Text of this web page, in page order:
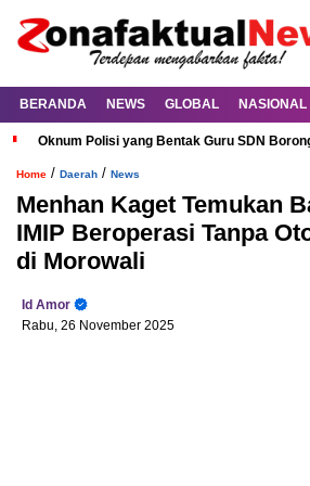
BERANDA NEWS GLOBAL NASIONAL
Oknum Polisi yang Bentak Guru SDN
Home / Daerah / News
Menhan Kaget Temukan
IMIP Beroperasi Tanpa
di Morowali
Id Amor
Rabu, 26 November 2025